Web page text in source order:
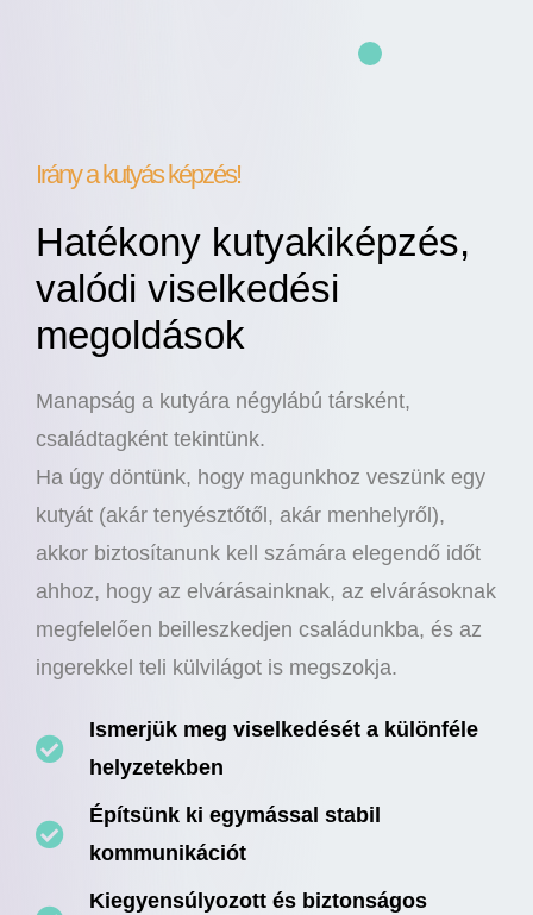
Irány a kutyás képzés!
Hatékony kutyakiképzés,
valódi viselkedési
megoldások
Manapság a kutyára négylábú társként,
családtagként tekintünk.
Ha úgy döntünk, hogy magunkhoz veszünk egy
kutyát (akár tenyésztőtől, akár menhelyről),
akkor biztosítanunk kell számára elegendő időt
ahhoz, hogy az elvárásainknak, az elvárásoknak
megfelelően beilleszkedjen családunkba, és az
ingerekkel teli külvilágot is megszokja.
Ismerjük meg viselkedését a különféle
helyzetekben
Építsünk ki egymással stabil
kommunikációt
Kiegyensúlyozott és biztonságos